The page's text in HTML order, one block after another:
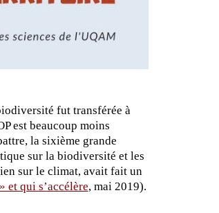
fut transférée à
est beaucoup moins
la sixième grande
sur la biodiversité et les
sur le climat, avait fait un
et qui s’accélère, mai 2019).